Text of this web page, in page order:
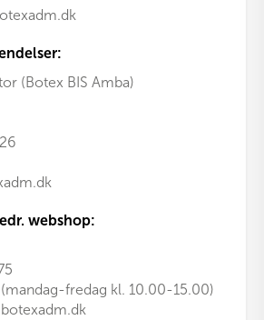
(Botex BIS Amba)
webshop:
fredag kl. 10.00-15.00)